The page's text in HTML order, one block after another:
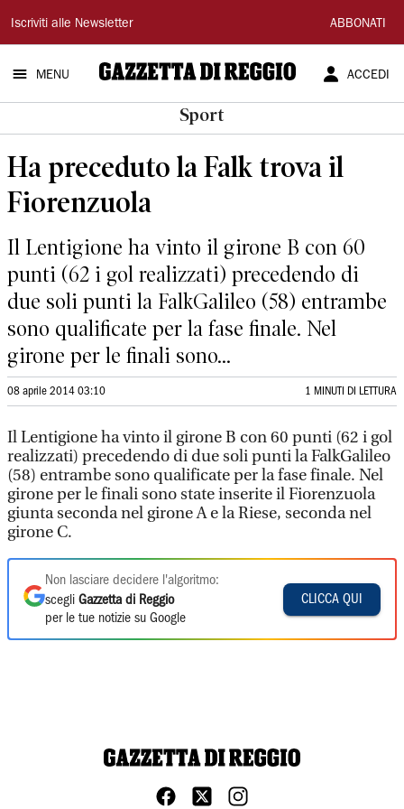
Gazzetta
di
Reggio
Iscriviti alle Newsletter ABBONATI
MENU ACCEDI
Sport
Ha preceduto la Falk trova il
Fiorenzuola
Il Lentigione ha vinto il girone B con 60
punti (62 i gol realizzati) precedendo di
due soli punti la FalkGalileo (58) entrambe
sono qualificate per la fase finale. Nel
girone per le finali sono...
08 aprile 2014 03:10 1 MINUTI DI LETTURA
Il Lentigione ha vinto il girone B con 60 punti (62 i gol
realizzati) precedendo di due soli punti la FalkGalileo
(58) entrambe sono qualificate per la fase finale. Nel
girone per le finali sono state inserite il Fiorenzuola
giunta seconda nel girone A e la Riese, seconda nel
girone C.
Non lasciare decidere l'algoritmo:
scegli Gazzetta di Reggio
per le tue notizie su Google
CLICCA QUI